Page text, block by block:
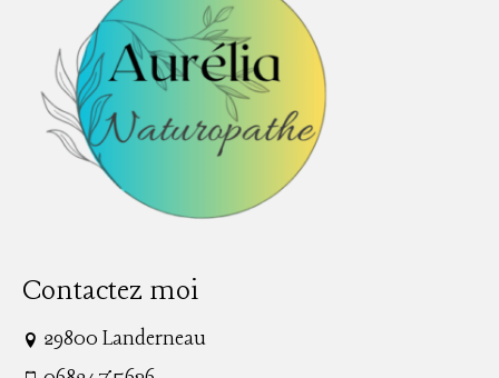
Contactez moi
29800 Landerneau